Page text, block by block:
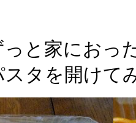
と家におっ
タを開けて